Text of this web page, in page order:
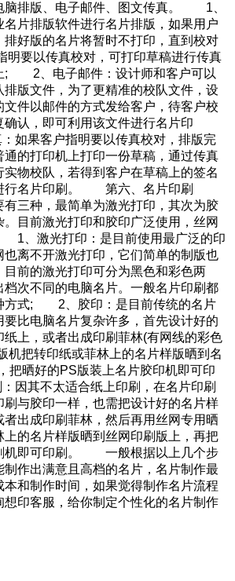
排版、电子邮件、图文传真。 1、
名片排版软件进行名片排版，如果用户
排好版的名片将暂时不打印，直到校对
要以传真校对，可打印草稿进行传真
止; 2、电子邮件：设计师和客户可以
文件，为了更精准的校队文件，设
件以邮件的方式发给客户，待客户校
确认，即可利用该文件进行名片印
：如果客户指明要以传真校对，排版完
的打印机上打印一份草稿，通过传真
物校队，若得到客户在草稿上的签名
进行名片印刷。 第六、名片印刷
种，最简单为激光打印，其次为胶
。目前激光打印和胶印广泛使用，丝网
1、激光打印：是目前使用最广泛的印
也离不开激光打印，它们简单的制版也
。目前的激光打印可分为黑色和彩色两
出档次不同的电脑名片。一般名片印刷都
式; 2、胶印：是目前传统的名片
要比电脑名片复杂许多，首先设计好的
上，或者出成印刷菲林(有网线的彩色
版机把转印纸或菲林上的名片样版晒到名
，把晒好的PS版装上名片胶印机即可印
：因其不太适合纸上印刷，在名片印刷
刷与胶印一样，也需把设计好的名片样
者出成印刷菲林，然后再用丝网专用晒
的名片样版晒到丝网印刷版上，再把
机即可印刷。 一般根据以上几个步
作出满意且高档的名片，名片制作最
和制作时间，如果觉得制作名片流程
印客服，给你制定个性化的名片制作